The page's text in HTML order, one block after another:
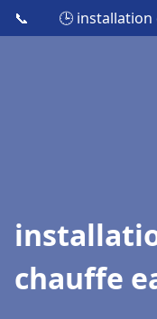
📞 🕒 installation
chauffe